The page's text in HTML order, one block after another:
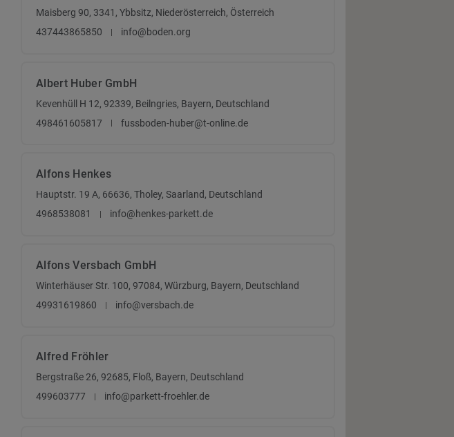
Maisberg 90, 3341, Ybbsitz, Niederösterreich, Österreich
437443865850
info@boden.org
Albert Huber GmbH
Kevenhüll H 12, 92339, Beilngries, Bayern, Deutschland
498461605817
fussboden-huber@t-online.de
Alfons Henkes
Hauptstr. 19 A, 66636, Tholey, Saarland, Deutschland
4968538081
info@henkes-parkett.de
Alfons Versbach GmbH
Winterhäuser Str. 100, 97084, Würzburg, Bayern, Deutschland
49931619860
info@versbach.de
Alfred Fröhler
Bergstraße 26, 92685, Floß, Bayern, Deutschland
499603777
info@parkett-froehler.de